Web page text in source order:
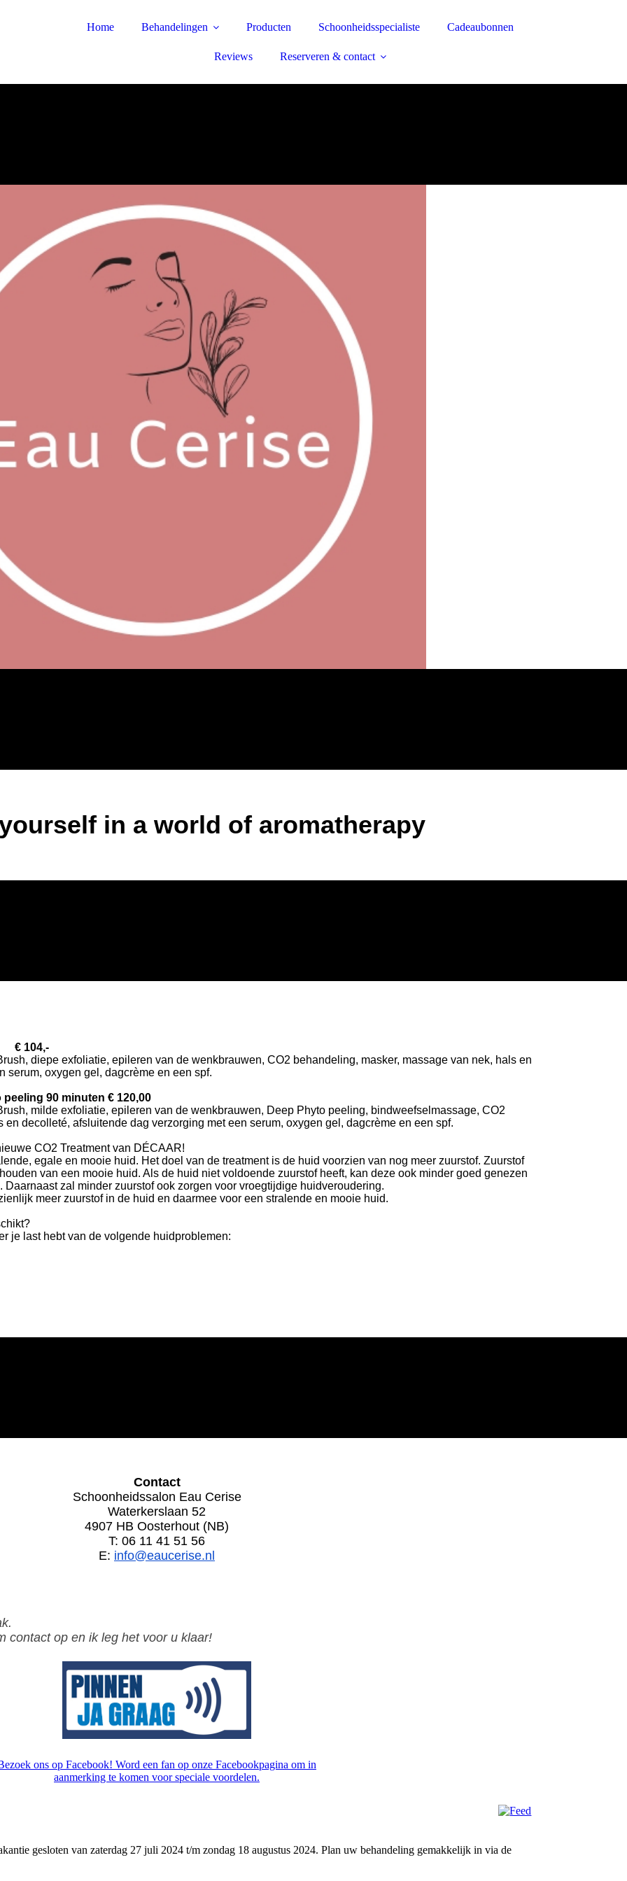
Home Behandelingen Producten Schoonheidsspecialiste Cadeaubonnen
Reviews Reserveren & contact
in a world of aromatherapy
€ 104,-
diepe exfoliatie, epileren van de wenkbrauwen, CO2 behandeling, masker, massage van nek, hals en
serum, oxygen gel, dagcrème en een spf.
90 minuten € 120,00
milde exfoliatie, epileren van de wenkbrauwen, Deep Phyto peeling, bindweefselmassage, CO2
decolleté, afsluitende dag verzorging met een serum, oxygen gel, dagcrème en een spf.
CO2 Treatment van DÉCAAR!
egale en mooie huid. Het doel van de treatment is de huid voorzien van nog meer zuurstof. Zuurstof
van een mooie huid. Als de huid niet voldoende zuurstof heeft, kan deze ook minder goed genezen
zal minder zuurstof ook zorgen voor vroegtijdige huidveroudering.
meer zuurstof in de huid en daarmee voor een stralende en mooie huid.
je last hebt van de volgende huidproblemen:
Contact
Schoonheidssalon Eau Cerise
Waterkerslaan 52
4907 HB Oosterhout (NB)
T: 06 11 41 51 56
E: info@eaucerise.nl
contact op en ik leg het voor u klaar!
ons op Facebook! Word een fan op onze Facebookpagina om in
aanmerking te komen voor speciale voordelen.
gesloten van zaterdag 27 juli 2024 t/m zondag 18 augustus 2024. Plan uw behandeling gemakkelijk in via de